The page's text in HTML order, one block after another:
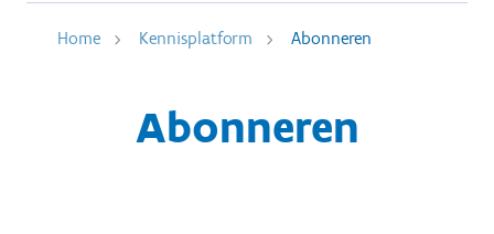
Home Kennisplatform Abonneren
Abonneren